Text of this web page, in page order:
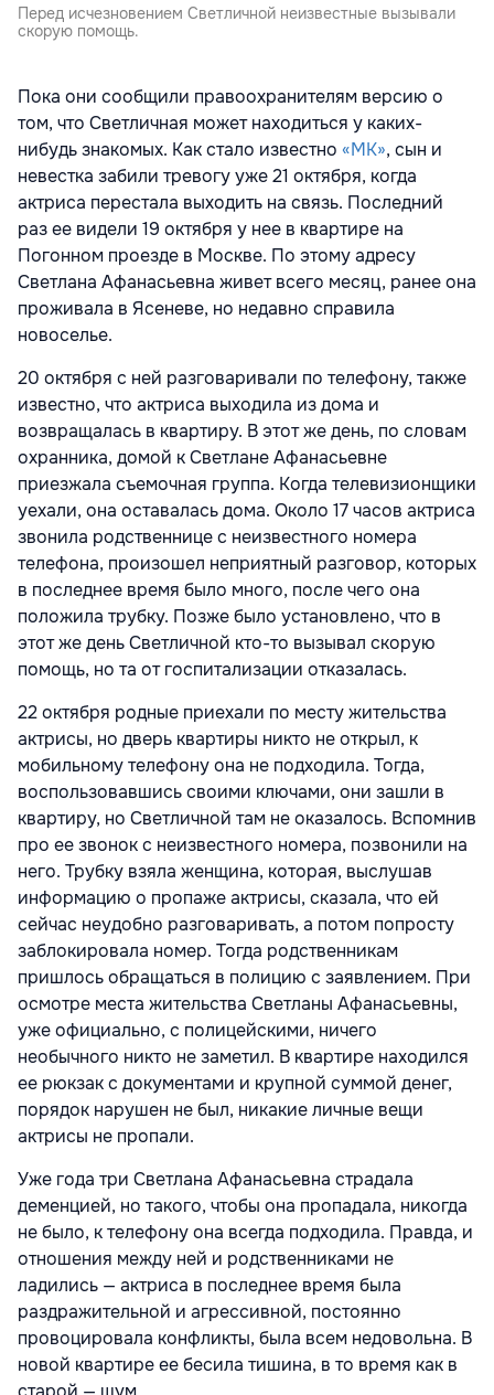
Перед исчезновением Светличной неизвестные вызывали
скорую помощь.
Пока они сообщили правоохранителям версию о
том, что Светличная может находиться у каких-
нибудь знакомых. Как стало известно «МК», сын и
невестка забили тревогу уже 21 октября, когда
актриса перестала выходить на связь. Последний
раз ее видели 19 октября у нее в квартире на
Погонном проезде в Москве. По этому адресу
Светлана Афанасьевна живет всего месяц, ранее она
проживала в Ясеневе, но недавно справила
новоселье.
20 октября с ней разговаривали по телефону, также
известно, что актриса выходила из дома и
возвращалась в квартиру. В этот же день, по словам
охранника, домой к Светлане Афанасьевне
приезжала съемочная группа. Когда телевизионщики
уехали, она оставалась дома. Около 17 часов актриса
звонила родственнице с неизвестного номера
телефона, произошел неприятный разговор, которых
в последнее время было много, после чего она
положила трубку. Позже было установлено, что в
этот же день Светличной кто-то вызывал скорую
помощь, но та от госпитализации отказалась.
22 октября родные приехали по месту жительства
актрисы, но дверь квартиры никто не открыл, к
мобильному телефону она не подходила. Тогда,
воспользовавшись своими ключами, они зашли в
квартиру, но Светличной там не оказалось. Вспомнив
про ее звонок с неизвестного номера, позвонили на
него. Трубку взяла женщина, которая, выслушав
информацию о пропаже актрисы, сказала, что ей
сейчас неудобно разговаривать, а потом попросту
заблокировала номер. Тогда родственникам
пришлось обращаться в полицию с заявлением. При
осмотре места жительства Светланы Афанасьевны,
уже официально, с полицейскими, ничего
необычного никто не заметил. В квартире находился
ее рюкзак с документами и крупной суммой денег,
порядок нарушен не был, никакие личные вещи
актрисы не пропали.
Уже года три Светлана Афанасьевна страдала
деменцией, но такого, чтобы она пропадала, никогда
не было, к телефону она всегда подходила. Правда, и
отношения между ней и родственниками не
ладились — актриса в последнее время была
раздражительной и агрессивной, постоянно
провоцировала конфликты, была всем недовольна. В
новой квартире ее бесила тишина, в то время как в